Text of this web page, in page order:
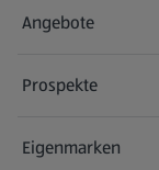
Angebote
Prospekte
Eigenmarken